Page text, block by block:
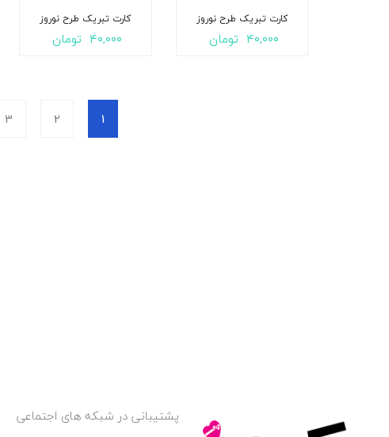
کارت تبریک طرح نوروز
۴۰,۰۰۰ تومان
کارت تبریک طرح نوروز
۴۰,۰۰۰ تومان
1
2
3
پشتیبانی در شبکه های اجتماعی